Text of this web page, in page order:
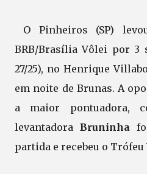
O Pinheiros (SP)
BRB/Brasília Vôlei por 3
27/25), no Henrique
em noite de Brunas. A
a maior pontuadora,
levantadoraBruninha
partida e recebeu o